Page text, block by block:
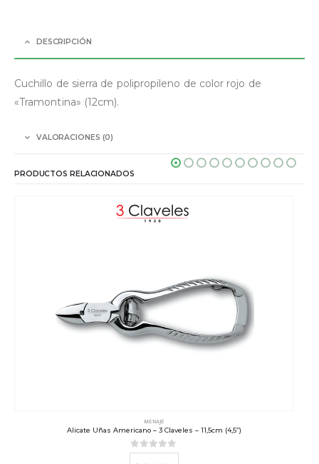
DESCRIPCIÓN
Cuchillo de sierra de polipropileno de color rojo de
«Tramontina» (12cm).
VALORACIONES (0)
PRODUCTOS RELACIONADOS
MENAJE
Alicate Uñas Americano – 3 Claveles – 11,5cm (4,5”)
0out of 5